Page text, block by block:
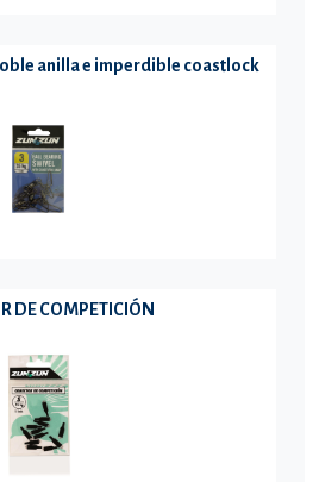
anilla e imperdible coastlock
DE COMPETICIÓN